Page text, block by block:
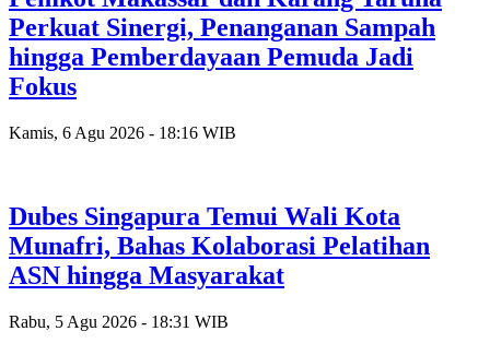
Perkuat Sinergi, Penanganan Sampah
hingga Pemberdayaan Pemuda Jadi
Fokus
Kamis, 6 Agu 2026 - 18:16 WIB
Dubes Singapura Temui Wali Kota
Munafri, Bahas Kolaborasi Pelatihan
ASN hingga Masyarakat
Rabu, 5 Agu 2026 - 18:31 WIB